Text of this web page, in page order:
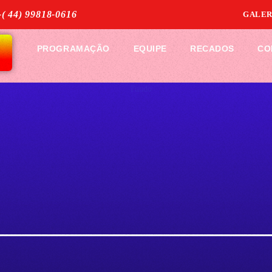
44) 99818-0616
e paz SOLANGE PROSDOCIMO DA ROSA
10 PROGRAMAÇÃO EQUIPE RECADOS